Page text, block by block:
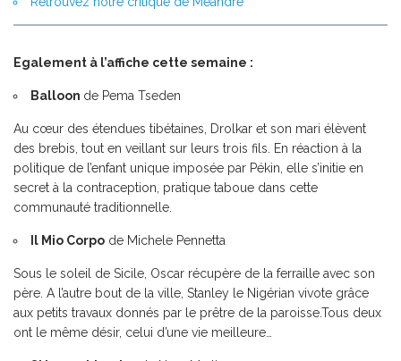
Egalement à l’affiche cette semaine :
Balloon de Pema Tseden
Au cœur des étendues tibétaines, Drolkar et son mari élèvent
des brebis, tout en veillant sur leurs trois fils. En réaction à la
politique de l’enfant unique imposée par Pékin, elle s’initie en
secret à la contraception, pratique taboue dans cette
communauté traditionnelle.
Il Mio Corpo de Michele Pennetta
Sous le soleil de Sicile, Oscar récupère de la ferraille avec son
père. A l’autre bout de la ville, Stanley le Nigérian vivote grâce
aux petits travaux donnés par le prêtre de la paroisse.Tous deux
ont le même désir, celui d’une vie meilleure…